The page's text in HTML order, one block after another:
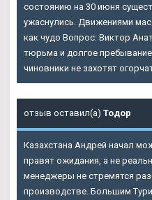
состоянию на 30 июня
ужаснулись. Движениями
как чудо Вопрос: Виктор
тюрьма и долгое
чиновники не захотят
отзыв оставил(а) Тодор
Казахстана Андрей начал
правят ожидания, а не
менеджеры не стремятся
производстве. Большим